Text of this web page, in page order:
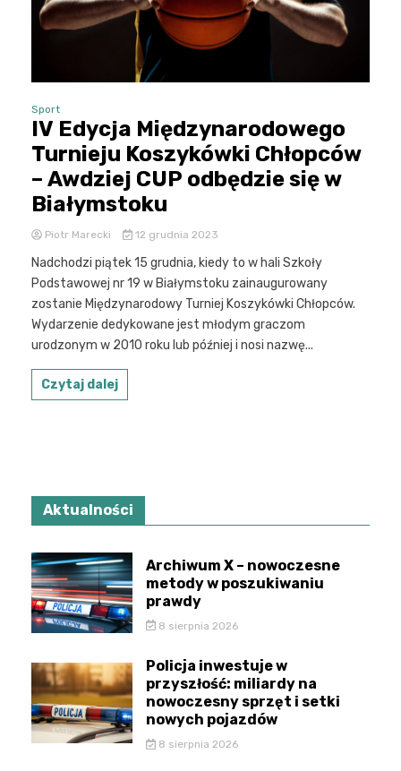
Sport
IV Edycja Międzynarodowego
Turnieju Koszykówki Chłopców
– Awdziej CUP odbędzie się w
Białymstoku
Piotr Marecki 12 grudnia 2023
Nadchodzi piątek 15 grudnia, kiedy to w hali Szkoły
Podstawowej nr 19 w Białymstoku zainaugurowany
zostanie Międzynarodowy Turniej Koszykówki Chłopców.
Wydarzenie dedykowane jest młodym graczom
urodzonym w 2010 roku lub później i nosi nazwę...
Czytaj dalej
Aktualności
Archiwum X – nowoczesne
metody w poszukiwaniu
prawdy
8 sierpnia 2026
Policja inwestuje w
przyszłość: miliardy na
nowoczesny sprzęt i setki
nowych pojazdów
8 sierpnia 2026